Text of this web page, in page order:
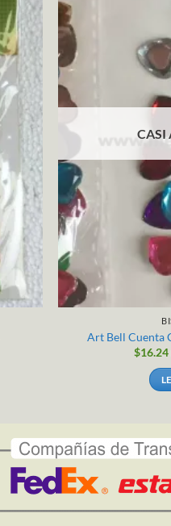
CASI
Art Bell Cuenta
$16.24